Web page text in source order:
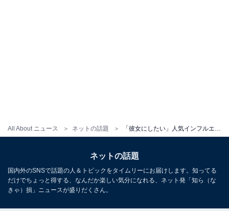
All About ニュース ネットの話題
ネットの話題
国内外のSNSで話題の人＆トピックをタイムリーにお届けします。知ってる
だけでちょっと得する、なんだか楽しい気分になれる、ネット発「知ら（な
きゃ）損」ニュースが盛りだくさん。